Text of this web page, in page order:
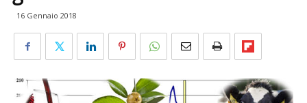
16 Gennaio 2018